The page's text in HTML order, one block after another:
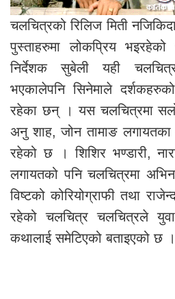
चलचित्रको रिलिज मिती
पुस्ताहरुमा लोकप्रिय
निर्देशक सुबेली यही
भएकालेपनि सिनेमाले
रहेका छन् । यस चलचित्रमा
अनु शाह, जोन तामाङ
रहेको छ । शिशिर भण्डारी,
लगायतको पनि चलचित्रमा
विष्टको कोरियोग्राफी तथा
रहेको चलचित्र चलचित्रले
कथालाई समेटिएको बताइएको छ ।